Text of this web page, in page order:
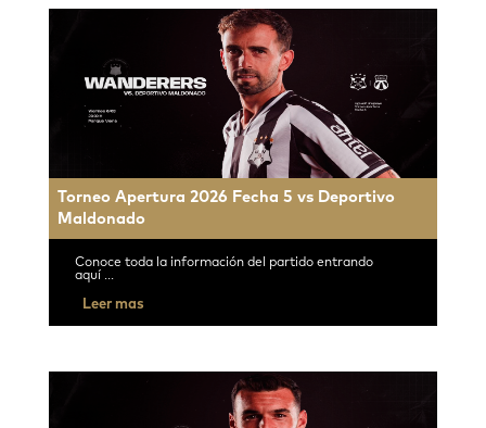
Torneo Apertura 2026 Fecha 5 vs Deportivo
Maldonado
Conoce toda la información del partido entrando
aquí ...
Leer mas